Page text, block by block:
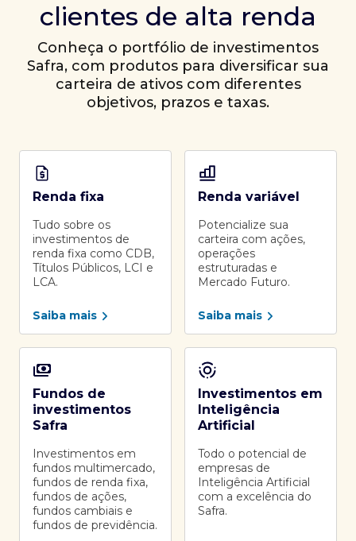
clientes de alta renda
Conheça o portfólio de investimentos
Safra, com produtos para diversificar sua
carteira de ativos com diferentes
objetivos, prazos e taxas.
Renda fixa
Tudo sobre os
investimentos de
renda fixa como CDB,
Títulos Públicos, LCI e
LCA.
Saiba mais
Renda variável
Potencialize sua
carteira com ações,
operações
estruturadas e
Mercado Futuro.
Saiba mais
Fundos de
investimentos
Safra
Investimentos em
fundos multimercado,
fundos de renda fixa,
fundos de ações,
fundos cambiais e
fundos de previdência.
Investimentos em
Inteligência
Artificial
Todo o potencial de
empresas de
Inteligência Artificial
com a excelência do
Safra.